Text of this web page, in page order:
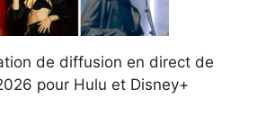
de diffusion en direct de
pour Hulu et Disney+